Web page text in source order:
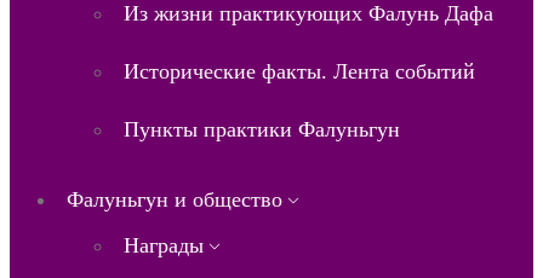
Из жизни практикующих Фалунь Дафа
Исторические факты. Лента событий
Пункты практики Фалуньгун
Фалуньгун и общество
Награды